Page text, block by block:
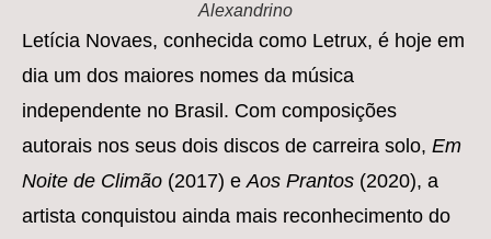
Alexandrino
Letícia Novaes, conhecida como Letrux, é hoje em
dia um dos maiores nomes da música
independente no Brasil. Com composições
autorais nos seus dois discos de carreira solo, Em
Noite de Climão (2017) eAos Prantos (2020), a
artista conquistou ainda mais reconhecimento do